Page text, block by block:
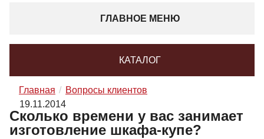
ГЛАВНОЕ МЕНЮ
КАТАЛОГ
Главная
Вопросы клиентов
19.11.2014
Сколько времени у вас занимает
изготовление шкафа-купе?